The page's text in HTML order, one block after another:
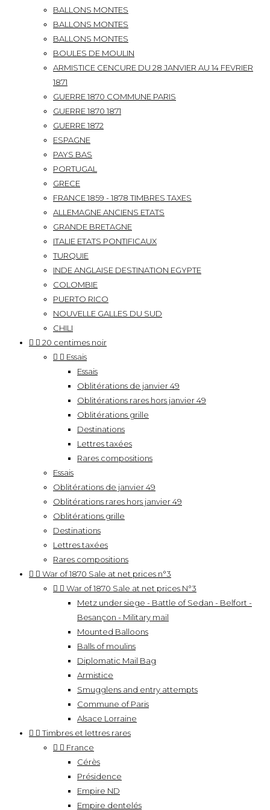
BALLONS MONTES
BALLONS MONTES
BALLONS MONTES
BOULES DE MOULIN
ARMISTICE CENCURE DU 28 JANVIER AU 14 FEVRIER
1871
GUERRE 1870 COMMUNE PARIS
GUERRE 1870 1871
GUERRE 1872
ESPAGNE
PAYS BAS
PORTUGAL
GRECE
FRANCE 1859 - 1878 TIMBRES TAXES
ALLEMAGNE ANCIENS ETATS
GRANDE BRETAGNE
ITALIE ETATS PONTIFICAUX
TURQUIE
INDE ANGLAISE DESTINATION EGYPTE
COLOMBIE
PUERTO RICO
NOUVELLE GALLES DU SUD
CHILI
  20 centimes noir
  Essais
Essais
Oblitérations de janvier 49
Oblitérations rares hors janvier 49
Oblitérations grille
Destinations
Lettres taxées
Rares compositions
Essais
Oblitérations de janvier 49
Oblitérations rares hors janvier 49
Oblitérations grille
Destinations
Lettres taxées
Rares compositions
  War of 1870 Sale at net prices n°3
  War of 1870 Sale at net prices N°3
Metz under siege - Battle of Sedan - Belfort -
Besançon - Military mail
Mounted Balloons
Balls of moulins
Diplomatic Mail Bag
Armistice
Smugglens and entry attempts
Commune of Paris
Alsace Lorraine
  Timbres et lettres rares
  France
Cérès
Présidence
Empire ND
Empire dentelés